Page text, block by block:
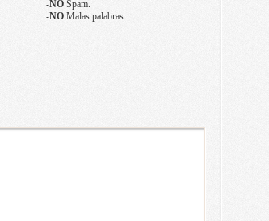
-NOSpam.
-NOMalas palabras